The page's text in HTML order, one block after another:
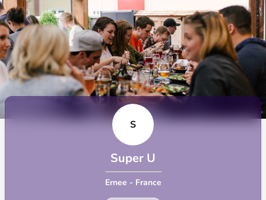
S
Super U
Ernee - France